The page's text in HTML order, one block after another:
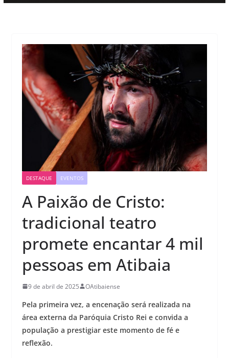
DESTAQUE EVENTOS
A Paixão de Cristo:
tradicional teatro
promete encantar 4 mil
pessoas em Atibaia
9 de abril de 2025 OAtibaiense
Pela primeira vez, a encenação será realizada na
área externa da Paróquia Cristo Rei e convida a
população a prestigiar este momento de fé e
reflexão.